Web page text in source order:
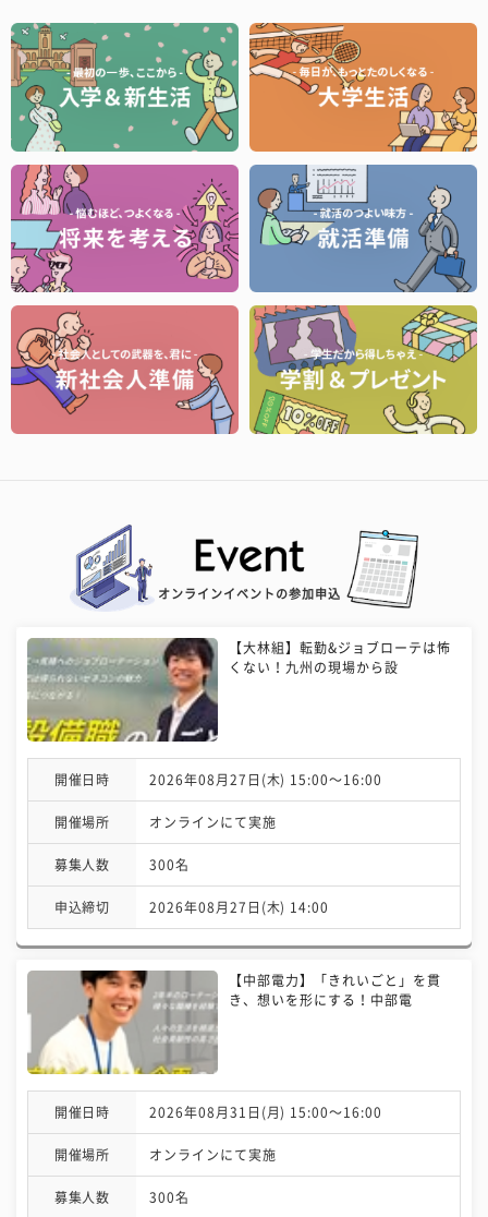
オンラインイベントの参加申込
【大林組】転勤&ジョブローテは怖
くない！九州の現場から設
開催日時 2026年08月27日(木) 15:00〜16:00
開催場所 オンラインにて実施
募集人数 300名
申込締切 2026年08月27日(木) 14:00
【中部電力】「きれいごと」を貫
き、想いを形にする！中部電
開催日時 2026年08月31日(月) 15:00〜16:00
開催場所 オンラインにて実施
募集人数 300名